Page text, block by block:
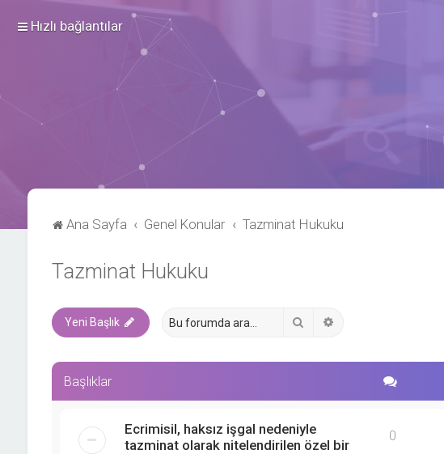
Hızlı bağlantılar
Ana Sayfa Genel Konular Tazminat Hukuku
Tazminat Hukuku
Yeni Başlık
Başlıklar
Ecrimisil, haksız işgal nedeniyle
tazminat olarak nitelendirilen özel bir
0